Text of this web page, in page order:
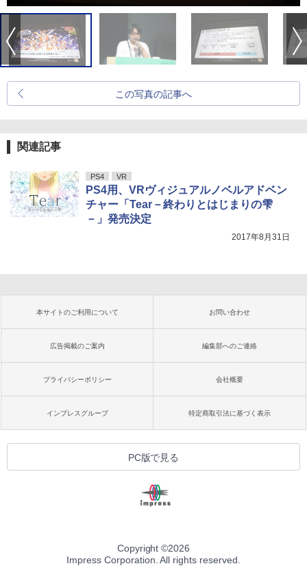
この写真の記事へ
関連記事
PS4 VR
PS4用、VRヴィジュアルノベルアドベン
チャー「Tear－終わりとはじまりの雫
－」発売決定
2017年8月31日
本サイトのご利用について お問い合わせ
広告掲載のご案内 編集部へのご連絡
プライバシーポリシー 会社概要
インプレスグループ 特定商取引法に基づく表示
PC版で見る
Copyright ©2026
Impress Corporation. All rights reserved.